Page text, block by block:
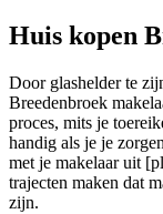
Huis kopen
Door glashelder te
Breedenbroek
proces, mits je
handig als je je
met je makelaar uit
trajecten maken dat
zijn.